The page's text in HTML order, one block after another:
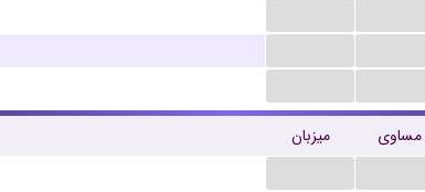
میزبان مساوی